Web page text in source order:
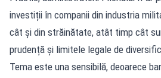
investiții în companii din industria
cât și din străinătate, atât timp cât
prudență și limitele legale de
Tema este una sensibilă, deoarece